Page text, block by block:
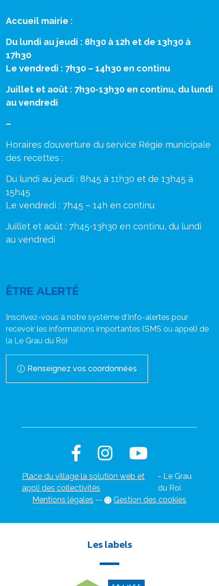
Accueil mairie :
Du lundi au jeudi : 8h30 à 12h et de 13h30 à
17h30
Le vendredi : 7h30 – 14h30 en continu
Juillet et août : 7h30-13h30 en continu, du lundi
au vendredi
–
Horaires d’ouverture du service Régie municipale
des recettes :
Du lundi au jeudi : 8h45 à 11h30 et de 13h45 à
15h45
Le vendredi : 7h45 – 14h en continu
Juillet et août : 7h45-13h30 en continu, du lundi
au vendredi
ÊTRE ALERTÉ
Inscrivez-vous à notre système d'Info-alertes pour
recevoir les informations importantes (SMS ou appel) de
la Le Grau du Roi
Renseignez vos coordonnées
Place du village la solution web et
appli des collectivités
- Le Grau
du Roi
Mentions légales -- Gestion des cookies
Les labels